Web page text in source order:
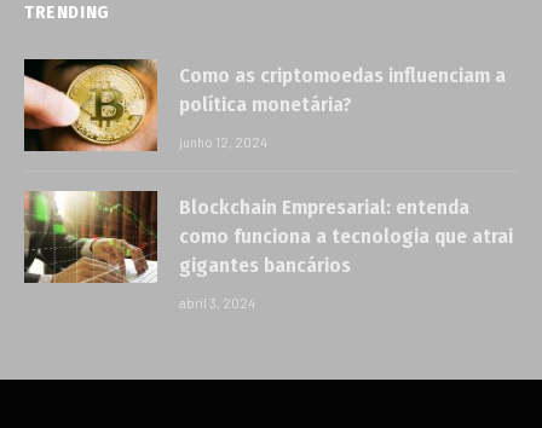
TRENDING
Como as criptomoedas influenciam a
política monetária?
junho 12, 2024
Blockchain Empresarial: entenda
como funciona a tecnologia que atrai
gigantes bancários
abril 3, 2024